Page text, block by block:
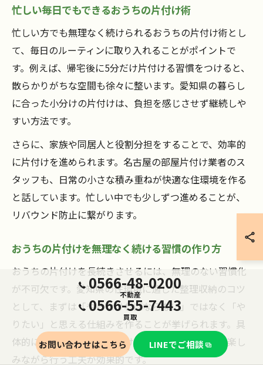
忙しい毎日でもできるおうちの片付け術
忙しい方でも無理なく続けられるおうちの片付け術とし
て、毎日のルーティンに取り入れることがポイントで
す。例えば、帰宅後に5分だけ片付ける習慣をつけると、
散らかりがちな空間も徐々に整います。愛知県の暮らし
に合った小分けの片付けは、負担を感じさせず継続しや
すい方法です。
さらに、家族や同居人と役割分担をすることで、効率的
に片付けを進められます。名古屋の部屋片付け業者のス
タッフも、日常の小さな積み重ねが快適な住環境を作る
と話しています。忙しい中でも少しずつ進めることが、
リバウンド防止に繋がります。
おうちの片付けを無理なく続ける習慣の作り方
おうちの片付けを長続きさせるには、無理のない習慣化
が不可欠です。愛知県の住環境に適した整理収納のコツ
として、まずは「やらなければならない」ではなく「や
りたい」と思える仕組みを作ることが挙げられます。具
体的には、好きな音楽をかけながら片付けるなど、楽し
みながら行う工夫が効果的です。
0566-48-0200
不動産
0566-55-7443
買取
お問い合わせはこちら LINEでご相談